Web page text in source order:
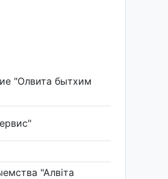
"Олвита бытхим
"Алвіта